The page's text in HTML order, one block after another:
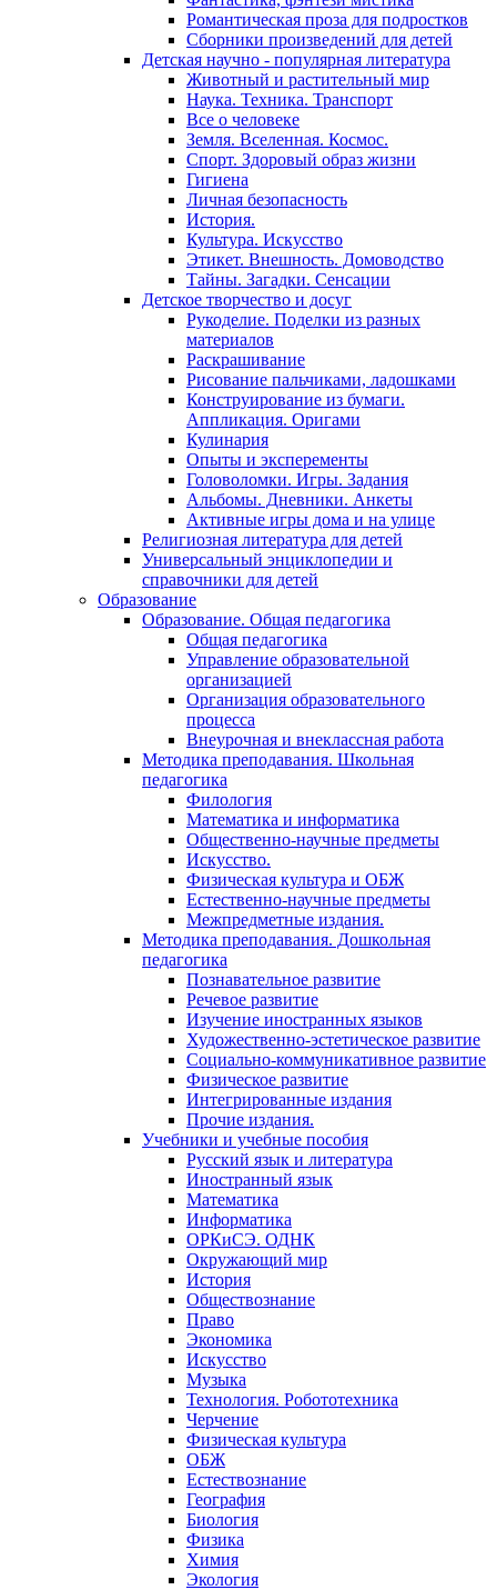
Романтическая проза для подростков
Сборники произведений для детей
Детская научно - популярная литература
Животный и растительный мир
Наука. Техника. Транспорт
Все о человеке
Земля. Вселенная. Космос.
Спорт. Здоровый образ жизни
Гигиена
Личная безопасность
История.
Культура. Искусство
Этикет. Внешность. Домоводство
Тайны. Загадки. Сенсации
Детское творчество и досуг
Рукоделие. Поделки из разных
материалов
Раскрашивание
Рисование пальчиками, ладошками
Конструирование из бумаги.
Аппликация. Оригами
Кулинария
Опыты и эксперементы
Головоломки. Игры. Задания
Альбомы. Дневники. Анкеты
Активные игры дома и на улице
Религиозная литература для детей
Универсальный энциклопедии и
справочники для детей
Образование
Образование. Общая педагогика
Общая педагогика
Управление образовательной
организацией
Организация образовательного
процесса
Внеурочная и внеклассная работа
Методика преподавания. Школьная
педагогика
Филология
Математика и информатика
Общественно-научные предметы
Искусство.
Физическая культура и ОБЖ
Естественно-научные предметы
Межпредметные издания.
Методика преподавания. Дошкольная
педагогика
Познавательное развитие
Речевое развитие
Изучение иностранных языков
Художественно-эстетическое развитие
Социально-коммуникативное развитие
Физическое развитие
Интегрированные издания
Прочие издания.
Учебники и учебные пособия
Русский язык и литература
Иностранный язык
Математика
Информатика
ОРКиСЭ. ОДНК
Окружающий мир
История
Обществознание
Право
Экономика
Искусство
Музыка
Технология. Робототехника
Черчение
Физическая культура
ОБЖ
Естествознание
География
Биология
Физика
Химия
Экология